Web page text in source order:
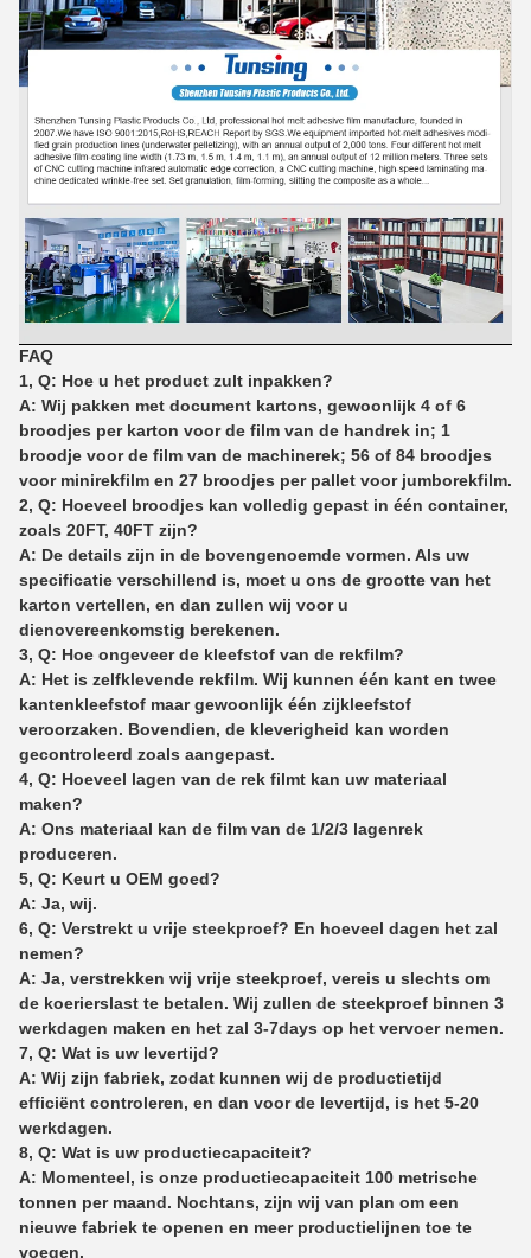
FAQ
1, Q: Hoe u het product zult inpakken?
A: Wij pakken met document kartons, gewoonlijk 4 of 6
broodjes per karton voor de film van de handrek in; 1
broodje voor de film van de machinerek; 56 of 84 broodjes
voor minirekfilm en 27 broodjes per pallet voor jumborekfilm.
2, Q: Hoeveel broodjes kan volledig gepast in één container,
zoals 20FT, 40FT zijn?
A: De details zijn in de bovengenoemde vormen. Als uw
specificatie verschillend is, moet u ons de grootte van het
karton vertellen, en dan zullen wij voor u
dienovereenkomstig berekenen.
3, Q: Hoe ongeveer de kleefstof van de rekfilm?
A: Het is zelfklevende rekfilm. Wij kunnen één kant en twee
kantenkleefstof maar gewoonlijk één zijkleefstof
veroorzaken. Bovendien, de kleverigheid kan worden
gecontroleerd zoals aangepast.
4, Q: Hoeveel lagen van de rek filmt kan uw materiaal
maken?
A: Ons materiaal kan de film van de 1/2/3 lagenrek
produceren.
5, Q: Keurt u OEM goed?
A: Ja, wij.
6, Q: Verstrekt u vrije steekproef? En hoeveel dagen het zal
nemen?
A: Ja, verstrekken wij vrije steekproef, vereis u slechts om
de koerierslast te betalen. Wij zullen de steekproef binnen 3
werkdagen maken en het zal 3-7days op het vervoer nemen.
7, Q: Wat is uw levertijd?
A: Wij zijn fabriek, zodat kunnen wij de productietijd
efficiënt controleren, en dan voor de levertijd, is het 5-20
werkdagen.
8, Q: Wat is uw productiecapaciteit?
A: Momenteel, is onze productiecapaciteit 100 metrische
tonnen per maand. Nochtans, zijn wij van plan om een
nieuwe fabriek te openen en meer productielijnen toe te
voegen.